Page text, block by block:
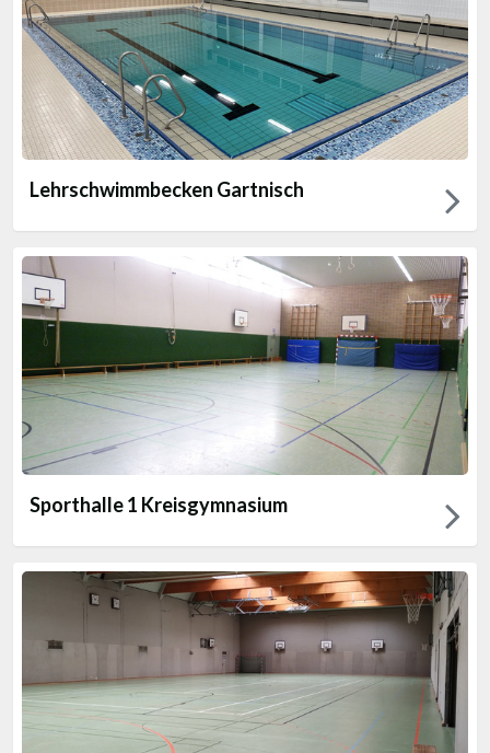
Lehrschwimmbecken Gartnisch
Sporthalle 1 Kreisgymnasium